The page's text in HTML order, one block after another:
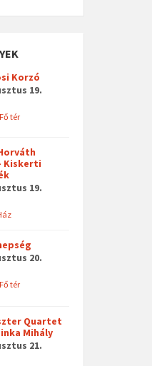
Korzó
19.
tér
Kiskerti
19.
20.
tér
Quartet
Mihály
21.